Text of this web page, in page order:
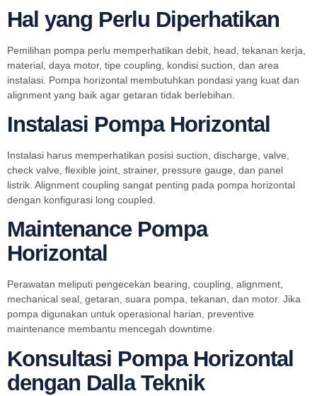
Hal yang Perlu Diperhatikan
Pemilihan pompa perlu memperhatikan debit, head, tekanan kerja,
material, daya motor, tipe coupling, kondisi suction, dan area
instalasi. Pompa horizontal membutuhkan pondasi yang kuat dan
alignment yang baik agar getaran tidak berlebihan.
Instalasi Pompa Horizontal
Instalasi harus memperhatikan posisi suction, discharge, valve,
check valve, flexible joint, strainer, pressure gauge, dan panel
listrik. Alignment coupling sangat penting pada pompa horizontal
dengan konfigurasi long coupled.
Maintenance Pompa
Horizontal
Perawatan meliputi pengecekan bearing, coupling, alignment,
mechanical seal, getaran, suara pompa, tekanan, dan motor. Jika
pompa digunakan untuk operasional harian, preventive
maintenance membantu mencegah downtime.
Konsultasi Pompa Horizontal
dengan Dalla Teknik